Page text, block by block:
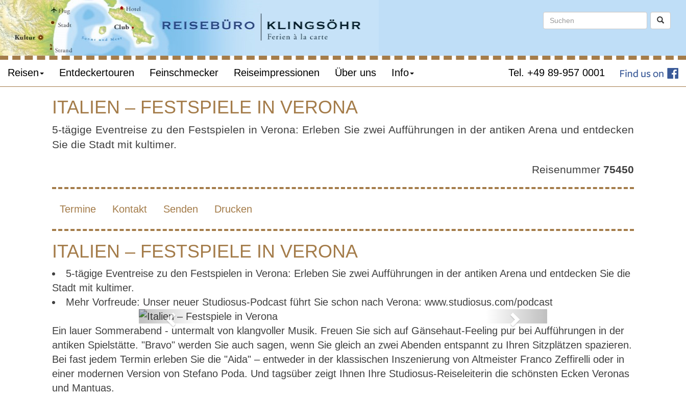
Reisen Entdeckertouren Feinschmecker Reiseimpressionen Über uns Info Tel. +49 89-957 0001
ITALIEN – FESTSPIELE IN
ITALIEN – FESTSPIELE IN VERONA
5-tägige Eventreise zu den Festspielen in Verona: Erleben Sie zwei Aufführungen in der antiken Arena und entdecken
Sie die Stadt mit kultimer.
Reisenummer 75450
Termine Kontakt Senden Drucken
ITALIEN – FESTSPIELE IN VERONA
5-tägige Eventreise zu den Festspielen in Verona: Erleben Sie zwei Aufführungen in der antiken Arena und entdecken Sie die
Stadt mit kultimer.
Mehr Vorfreude: Unser neuer Studiosus-Podcast führt Sie schon nach Verona: www.studiosus.com/podcast
in Verona Italien – Festspiele in Verona
Previous
Next
Ein lauer Sommerabend - untermalt von klangvoller Musik. Freuen Sie sich auf Gänsehaut-Feeling pur bei Aufführungen in der
antiken Spielstätte. "Bravo" werden Sie auch sagen, wenn Sie gleich an zwei Abenden entspannt zu Ihren Sitzplätzen spazieren.
Bei fast jedem Termin erleben Sie die "Aida" – entweder in der klassischen Inszenierung von Altmeister Franco Zeffirelli oder in
einer modernen Version von Stefano Poda. Und tagsüber zeigt Ihnen Ihre Studiosus-Reiseleiterin die schönsten Ecken Veronas
und Mantuas.